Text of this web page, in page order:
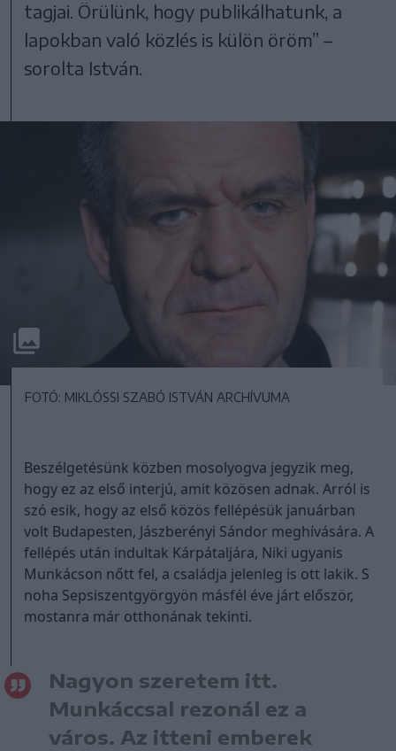
tagjai. Örülünk, hogy publikálhatunk, a
lapokban való közlés is külön öröm” –
sorolta István.
FOTÓ: MIKLÓSSI SZABÓ ISTVÁN ARCHÍVUMA
Beszélgetésünk közben mosolyogva jegyzik meg,
hogy ez az első interjú, amit közösen adnak. Arról is
szó esik, hogy az első közös fellépésük januárban
volt Budapesten, Jászberényi Sándor meghívására. A
fellépés után indultak Kárpátaljára, Niki ugyanis
Munkácson nőtt fel, a családja jelenleg is ott lakik. S
noha Sepsiszentgyörgyön másfél éve járt először,
mostanra már otthonának tekinti.
Nagyon szeretem itt.
Munkáccsal rezonál ez a
város. Az itteni emberek